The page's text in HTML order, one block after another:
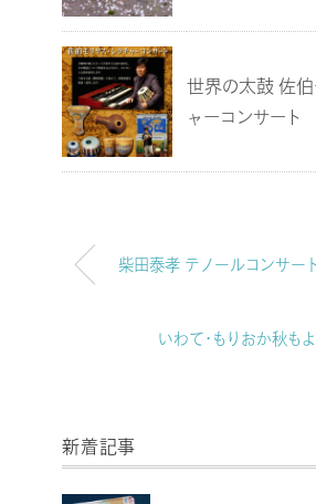
世界の太鼓 佐
ャーコンサート
柴田泰孝 テノールコンサート
いわて・もりおか秋も
新着記事